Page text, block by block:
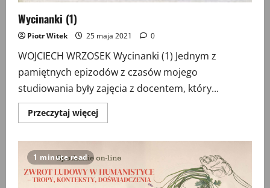
Wycinanki (1)
Piotr Witek 25 maja 2021 0
WOJCIECH WRZOSEK Wycinanki (1) Jednym z
pamiętnych epizodów z czasów mojego
studiowania były zajęcia z docentem, który...
Przeczytaj więcejPrzeczytaj
więcej
1 minute read